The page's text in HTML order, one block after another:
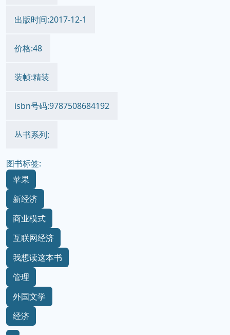
出版时间:2017-12-1
价格:48
装帧:精装
isbn号码:9787508684192
丛书系列:
图书标签:
苹果
新经济
商业模式
互联网经济
我想读这本书
管理
外国文学
经济